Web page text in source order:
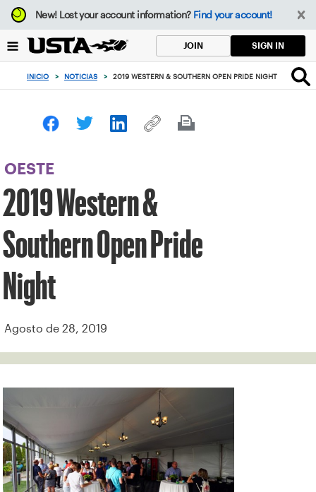
Enfoque
desde
botón
volver
principio
New!Lost your account information? Find your account!
JOIN SIGN IN
INICIO > NOTICIAS > 2019 WESTERN & SOUTHERN OPEN PRIDE NIGHT
OESTE
2019 Western &
Southern Open Pride
Night
Agosto de 28, 2019